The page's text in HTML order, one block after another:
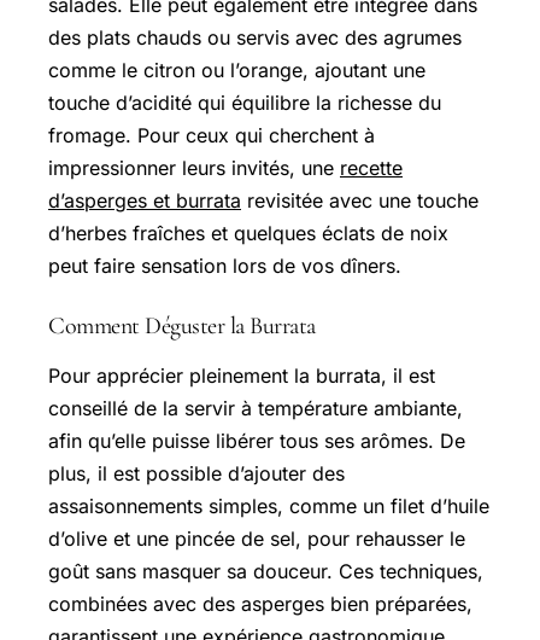
des plats chauds ou servis avec des agrumes
comme le citron ou l’orange, ajoutant une
touche d’acidité qui équilibre la richesse du
fromage. Pour ceux qui cherchent à
impressionner leurs invités, une recette
d’asperges et burrata revisitée avec une touche
d’herbes fraîches et quelques éclats de noix
peut faire sensation lors de vos dîners.
Comment Déguster la Burrata
Pour apprécier pleinement la burrata, il est
conseillé de la servir à température ambiante,
afin qu’elle puisse libérer tous ses arômes. De
plus, il est possible d’ajouter des
assaisonnements simples, comme un filet d’huile
d’olive et une pincée de sel, pour rehausser le
goût sans masquer sa douceur. Ces techniques,
combinées avec des asperges bien préparées,